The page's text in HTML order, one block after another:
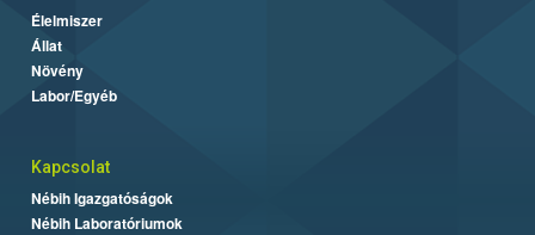
Élelmiszer
Állat
Növény
Labor/Egyéb
Kapcsolat
Nébih Igazgatóságok
Nébih Laboratóriumok